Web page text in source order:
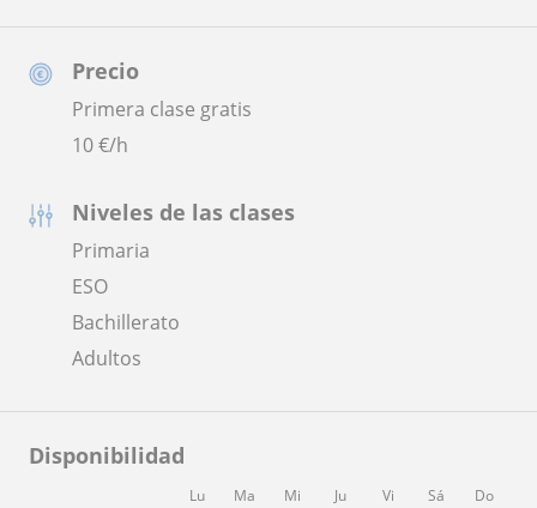
Precio
Primera clase gratis
10€/h
Niveles de las clases
Primaria
ESO
Bachillerato
Adultos
Disponibilidad
Lu Ma Mi Ju Vi Sá
Do